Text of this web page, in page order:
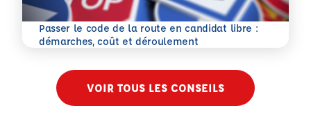
Passer le code de la route en candidat libre :
démarches, coût et déroulement
En savoir plus
VOIR TOUS LES CONSEILS